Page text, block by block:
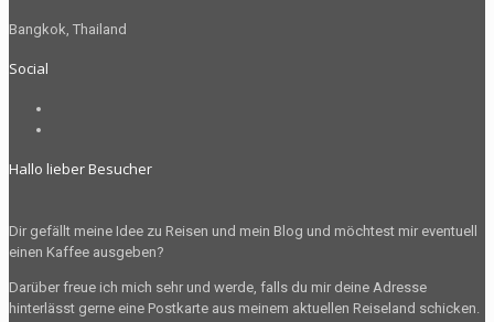
Bangkok, Thailand
Social
auf
radelman.t
anzeigen
Hallo lieber Besucher
Dir gefällt meine Idee zu Reisen und mein Blog und möchtest mir eventuell
einen Kaffee ausgeben?
Darüber freue ich mich sehr und werde, falls du mir deine Adresse
hinterlässt gerne eine Postkarte aus meinem aktuellen Reiseland schicken.